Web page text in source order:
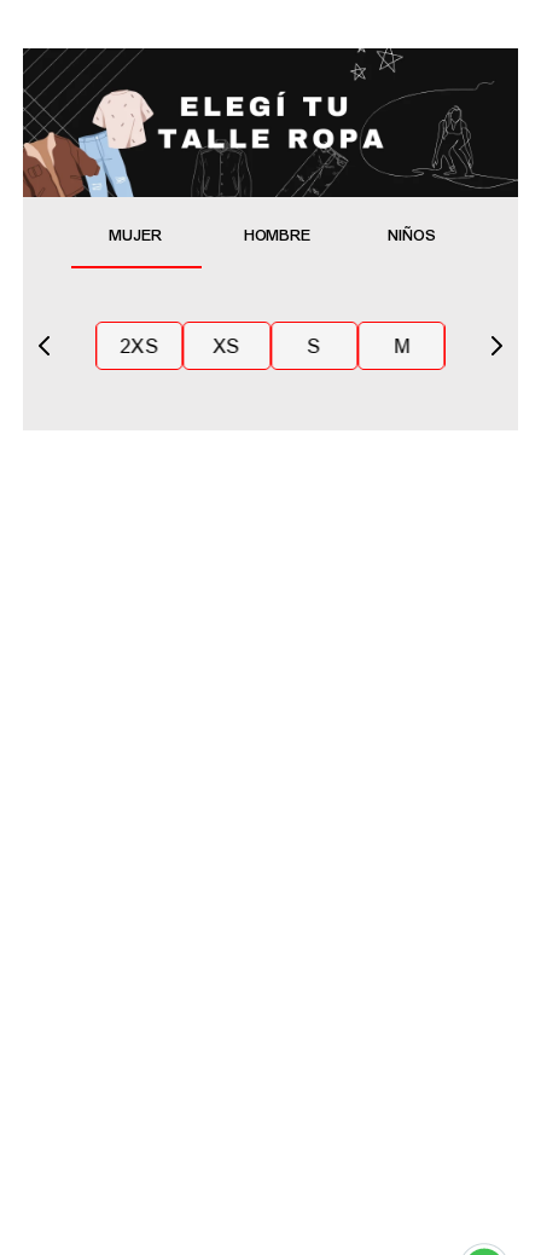
MUJER HOMBRE NIÑOS
2XS XS S M